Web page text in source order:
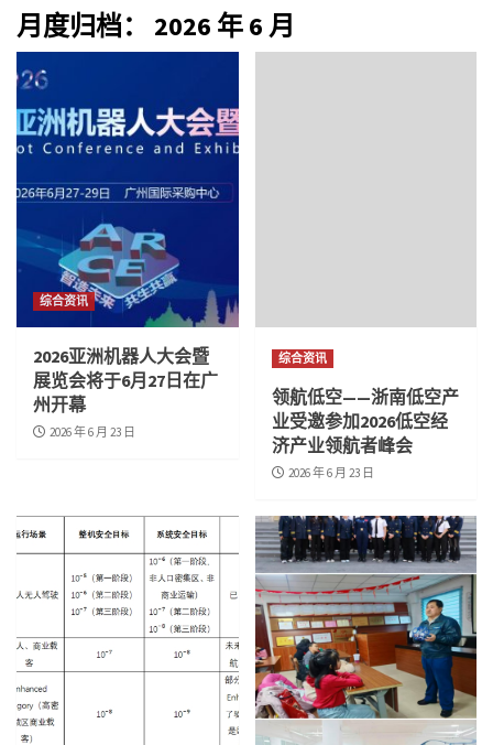
月度归档： 2026 年 6 月
综合资讯
2026亚洲机器人大会暨
展览会将于6月27日在广
州开幕
2026 年 6 月 23 日
综合资讯
领航低空——浙南低空产
业受邀参加2026低空经
济产业领航者峰会
2026 年 6 月 23 日